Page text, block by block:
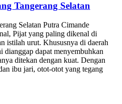
Tangerang Selatan
Selatan Putra Cimande
Pijat yang paling dikenal di
istilah urut. Khususnya di daerah
dianggap dapat menyembuhkan
ditekan dengan kuat. Dengan
ibu jari, otot-otot yang tegang